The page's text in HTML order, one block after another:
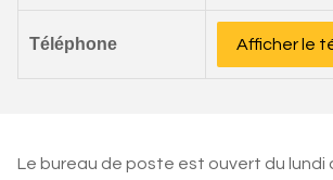
Téléphone Afficher le
Le bureau de poste est ouvert du lundi